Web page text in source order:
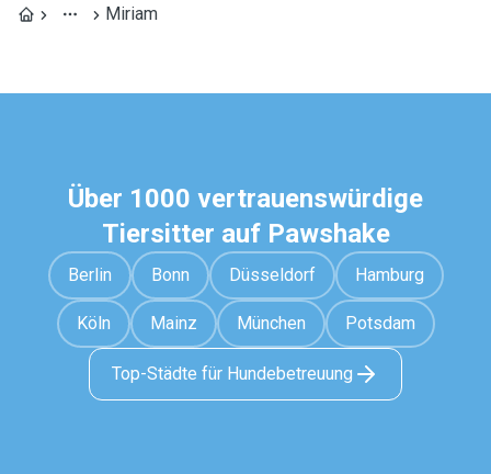
Miriam
Über 1000 vertrauenswürdige
Tiersitter auf Pawshake
Berlin Bonn Düsseldorf Hamburg
Köln Mainz München Potsdam
Top-Städte für Hundebetreuung